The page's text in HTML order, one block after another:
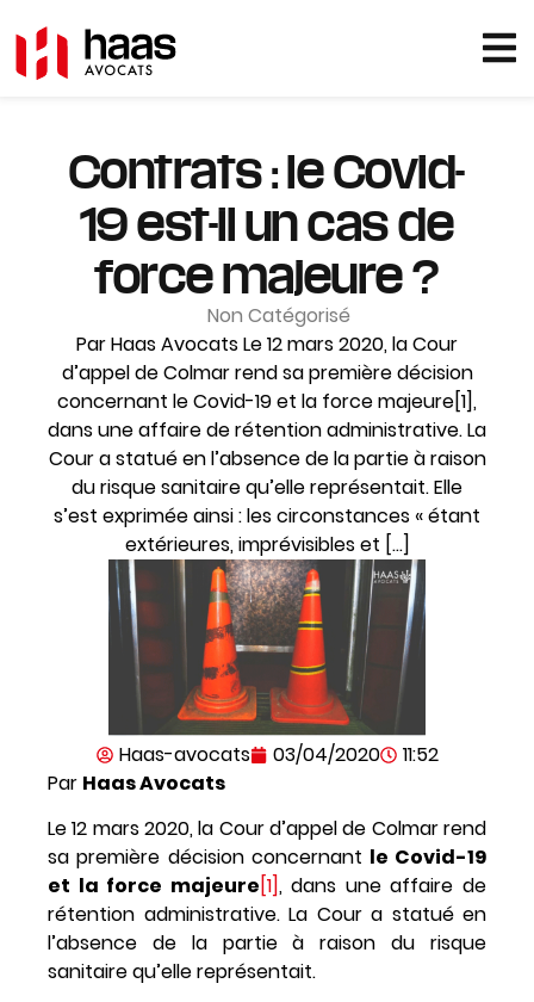
Contrats : le Covid-
19 est-il un cas de
force majeure ?
Non Catégorisé
Par Haas Avocats Le 12 mars 2020, la Cour
d’appel de Colmar rend sa première décision
concernant le Covid-19 et la force majeure[1],
dans une affaire de rétention administrative. La
Cour a statué en l’absence de la partie à raison
du risque sanitaire qu’elle représentait. Elle
s’est exprimée ainsi : les circonstances « étant
extérieures, imprévisibles et […]
Haas-avocats 03/04/2020
11:52
Par Haas Avocats
Le 12 mars 2020, la Cour d’appel de Colmar rend
sa première décision concernant le Covid-19
et la force majeure[1], dans une affaire de
rétention administrative. La Cour a statué en
l’absence de la partie à raison du risque
sanitaire qu’elle représentait.